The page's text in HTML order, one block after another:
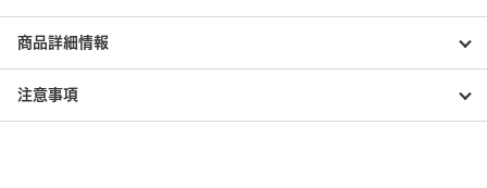
商品詳細情報
注意事項